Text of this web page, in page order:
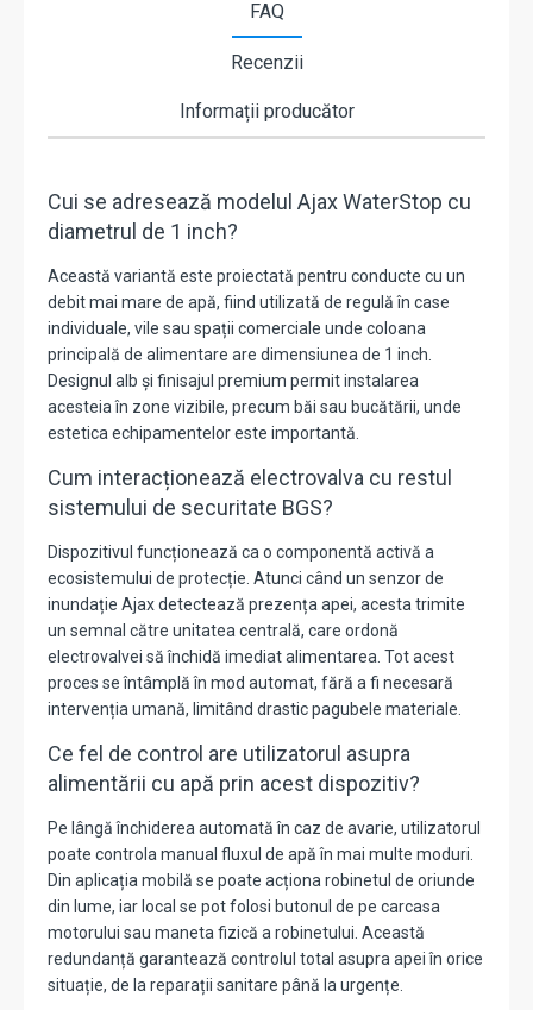
FAQ
Recenzii
Informații producător
Cui se adresează modelul Ajax WaterStop cu
diametrul de 1 inch?
Această variantă este proiectată pentru conducte cu un
debit mai mare de apă, fiind utilizată de regulă în case
individuale, vile sau spații comerciale unde coloana
principală de alimentare are dimensiunea de 1 inch.
Designul alb și finisajul premium permit instalarea
acesteia în zone vizibile, precum băi sau bucătării, unde
estetica echipamentelor este importantă.
Cum interacționează electrovalva cu restul
sistemului de securitate BGS?
Dispozitivul funcționează ca o componentă activă a
ecosistemului de protecție. Atunci când un senzor de
inundație Ajax detectează prezența apei, acesta trimite
un semnal către unitatea centrală, care ordonă
electrovalvei să închidă imediat alimentarea. Tot acest
proces se întâmplă în mod automat, fără a fi necesară
intervenția umană, limitând drastic pagubele materiale.
Ce fel de control are utilizatorul asupra
alimentării cu apă prin acest dispozitiv?
Pe lângă închiderea automată în caz de avarie, utilizatorul
poate controla manual fluxul de apă în mai multe moduri.
Din aplicația mobilă se poate acționa robinetul de oriunde
din lume, iar local se pot folosi butonul de pe carcasa
motorului sau maneta fizică a robinetului. Această
redundanță garantează controlul total asupra apei în orice
situație, de la reparații sanitare până la urgențe.